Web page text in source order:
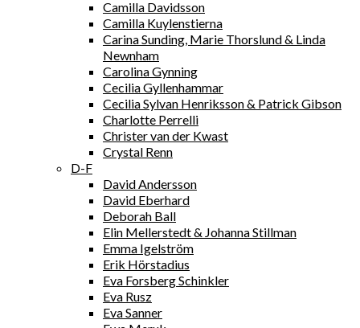
Camilla Davidsson
Camilla Kuylenstierna
Carina Sunding, Marie Thorslund & Linda
Newnham
Carolina Gynning
Cecilia Gyllenhammar
Cecilia Sylvan Henriksson & Patrick Gibson
Charlotte Perrelli
Christer van der Kwast
Crystal Renn
D-F
David Andersson
David Eberhard
Deborah Ball
Elin Mellerstedt & Johanna Stillman
Emma Igelström
Erik Hörstadius
Eva Forsberg Schinkler
Eva Rusz
Eva Sanner